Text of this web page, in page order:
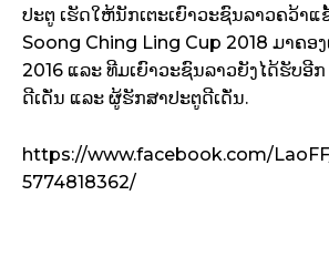
ປະຕູ ເຮັດໃຫ້ນັກເຕະເຍົາວະຊົນລາວຄວ້າ
Soong Ching Ling Cup 2018 ມາຄອ
2016 ແລະ ທີມເຍົາວະຊົນລາວຍັງໄດ້ຮັບອີກ
ດີເດັ່ນ ແລະ ຜູ້ຮັກສາປະຕູດີເດັ່ນ.
https://www.facebook.com/
5774818362/